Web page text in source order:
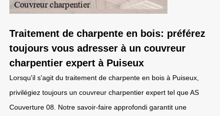
Traitement de charpente en bois: préférez
toujours vous adresser à un couvreur
charpentier expert à Puiseux
Lorsqu'il s'agit du traitement de charpente en bois à Puiseux,
privilégiez toujours un couvreur charpentier expert tel que AS
Couverture 08. Notre savoir-faire approfondi garantit une